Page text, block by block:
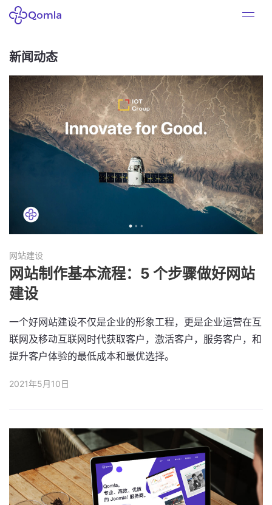
新闻动态
网站建设
网站制作基本流程：5 个步骤做好网站
建设
一个好网站建设不仅是企业的形象工程，更是企业运营在互
联网及移动互联网时代获取客户，激活客户，服务客户，和
提升客户体验的最低成本和最优选择。
2021年5月10日